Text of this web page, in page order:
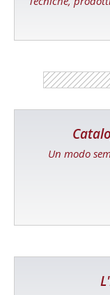
Un modo